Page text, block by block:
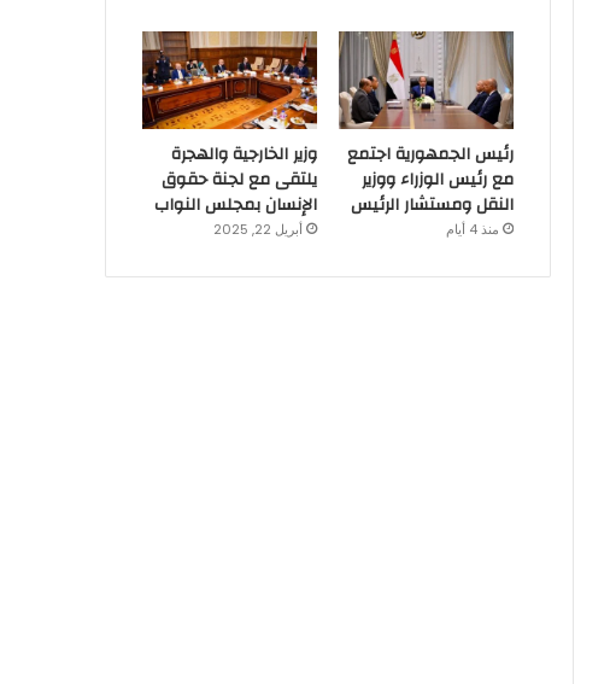
رئيس الجمهورية اجتمع
مع رئيس الوزراء ووزير
النقل ومستشار الرئيس
منذ 4 أيام
وزير الخارجية والهجرة
يلتقى مع لجنة حقوق
الإنسان بمجلس النواب
أبريل 22, 2025